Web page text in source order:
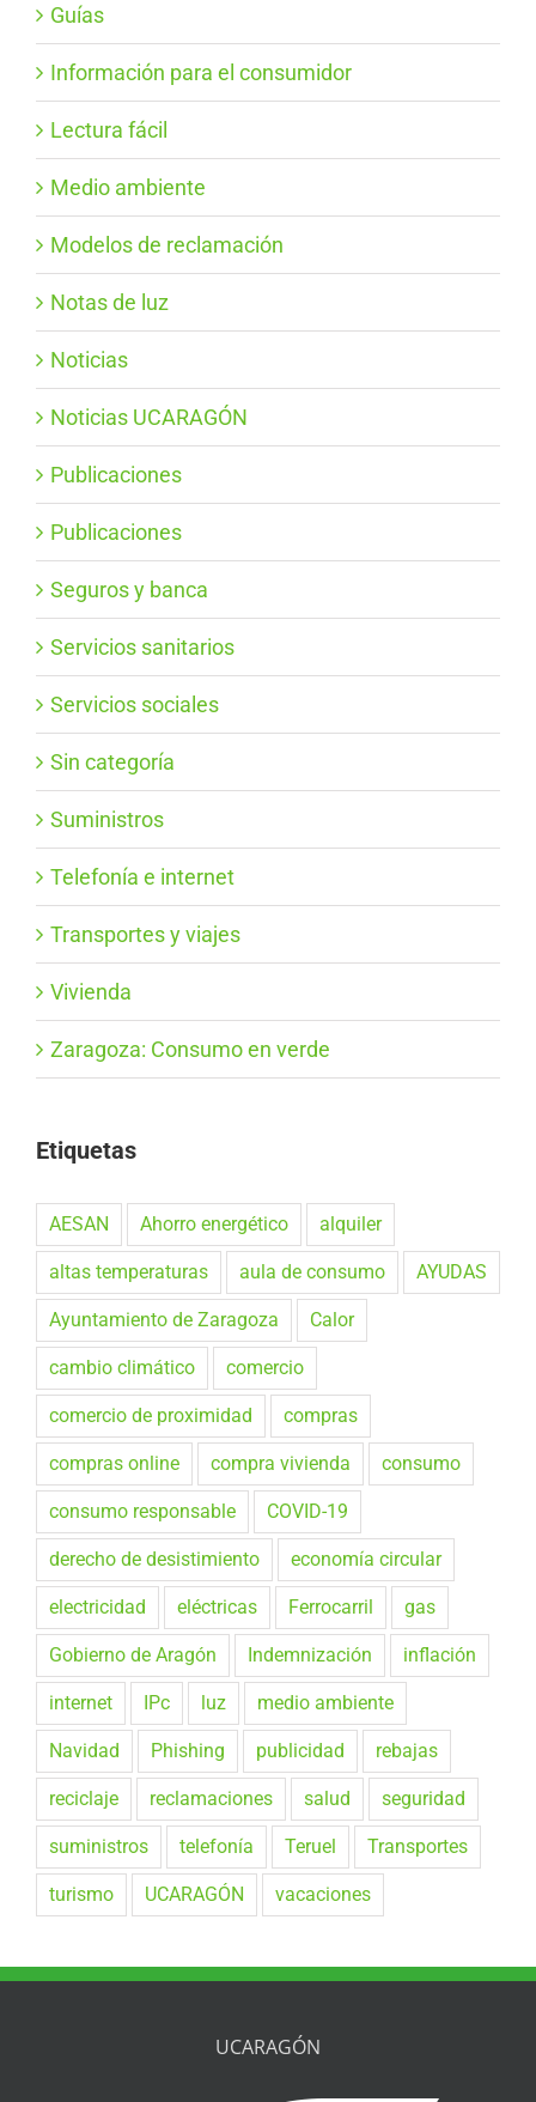
Guías
Información para el consumidor
Lectura fácil
Medio ambiente
Modelos de reclamación
Notas de luz
Noticias
Noticias UCARAGÓN
Publicaciones
Publicaciones
Seguros y banca
Servicios sanitarios
Servicios sociales
Sin categoría
Suministros
Telefonía e internet
Transportes y viajes
Vivienda
Zaragoza: Consumo en verde
Etiquetas
AESAN Ahorro energético alquiler
altas temperaturas aula de consumo AYUDAS
Ayuntamiento de Zaragoza Calor
cambio climático comercio
comercio de proximidad compras
compras online compra vivienda consumo
consumo responsable COVID-19
derecho de desistimiento economía circular
electricidad eléctricas Ferrocarril gas
Gobierno de Aragón Indemnización inflación
internet IPc luz medio ambiente
Navidad Phishing publicidad rebajas
reciclaje reclamaciones salud seguridad
suministros telefonía Teruel Transportes
turismo UCARAGÓN vacaciones
UCARAGÓN